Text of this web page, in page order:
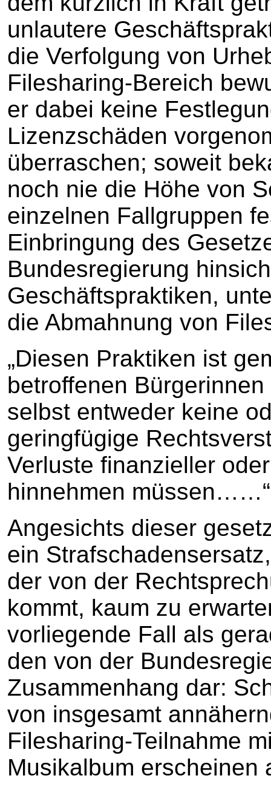
unlautere
die Verfolgung von
Filesharing-Bereich
er dabei keine
Lizenzschäden
überraschen; soweit
noch nie die Höhe von
einzelnen Fallgruppen
Einbringung des
Bundesregierung
Geschäftspraktiken,
die Abmahnung von
„Diesen Praktiken ist
betroffenen
selbst entweder keine
geringfügige
Verluste finanzieller
hinnehmen müssen……“
Angesichts dieser
ein
der von der
kommt, kaum zu
vorliegende Fall als
den von der
Zusammenhang dar:
von insgesamt
Filesharing-Teilnahme
Musikalbum erscheinen